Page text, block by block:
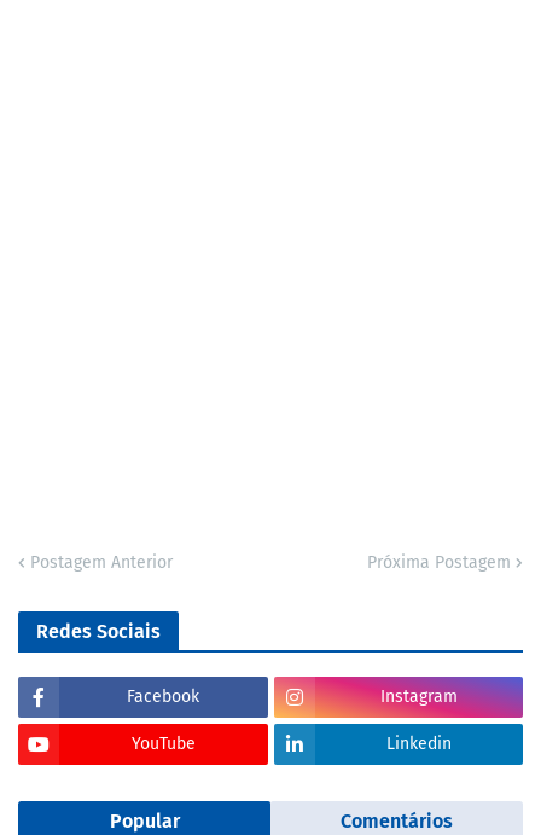
Postagem Anterior Próxima Postagem
Redes Sociais
Facebook Instagram
YouTube Linkedin
Popular Comentários